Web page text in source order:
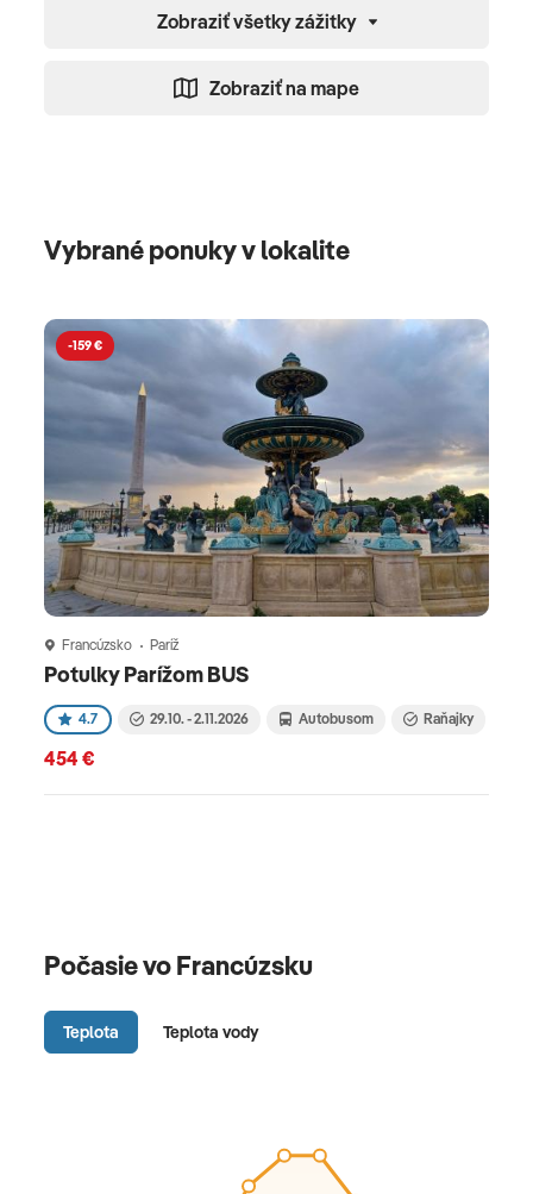
Zobraziť všetky zážitky
Zobraziť na mape
Vybrané ponuky v lokalite
-159 €
Francúzsko Paríž
Potulky Parížom BUS
4.7 29.10. - 2.11.2026 Autobusom Raňajky
454 €
Počasie vo Francúzsku
Teplota Teplota vody